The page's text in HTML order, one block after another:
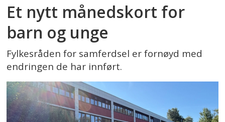
Et nytt månedskort for
barn og unge
Fylkesråden for samferdsel er fornøyd med
endringen de har innført.